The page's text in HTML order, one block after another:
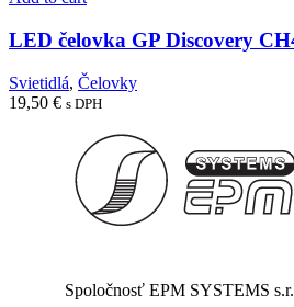
LED čelovka GP Discovery
Svietidlá, Čelovky
19,50 € s DPH
Spoločnosť EPM SYSTEMS